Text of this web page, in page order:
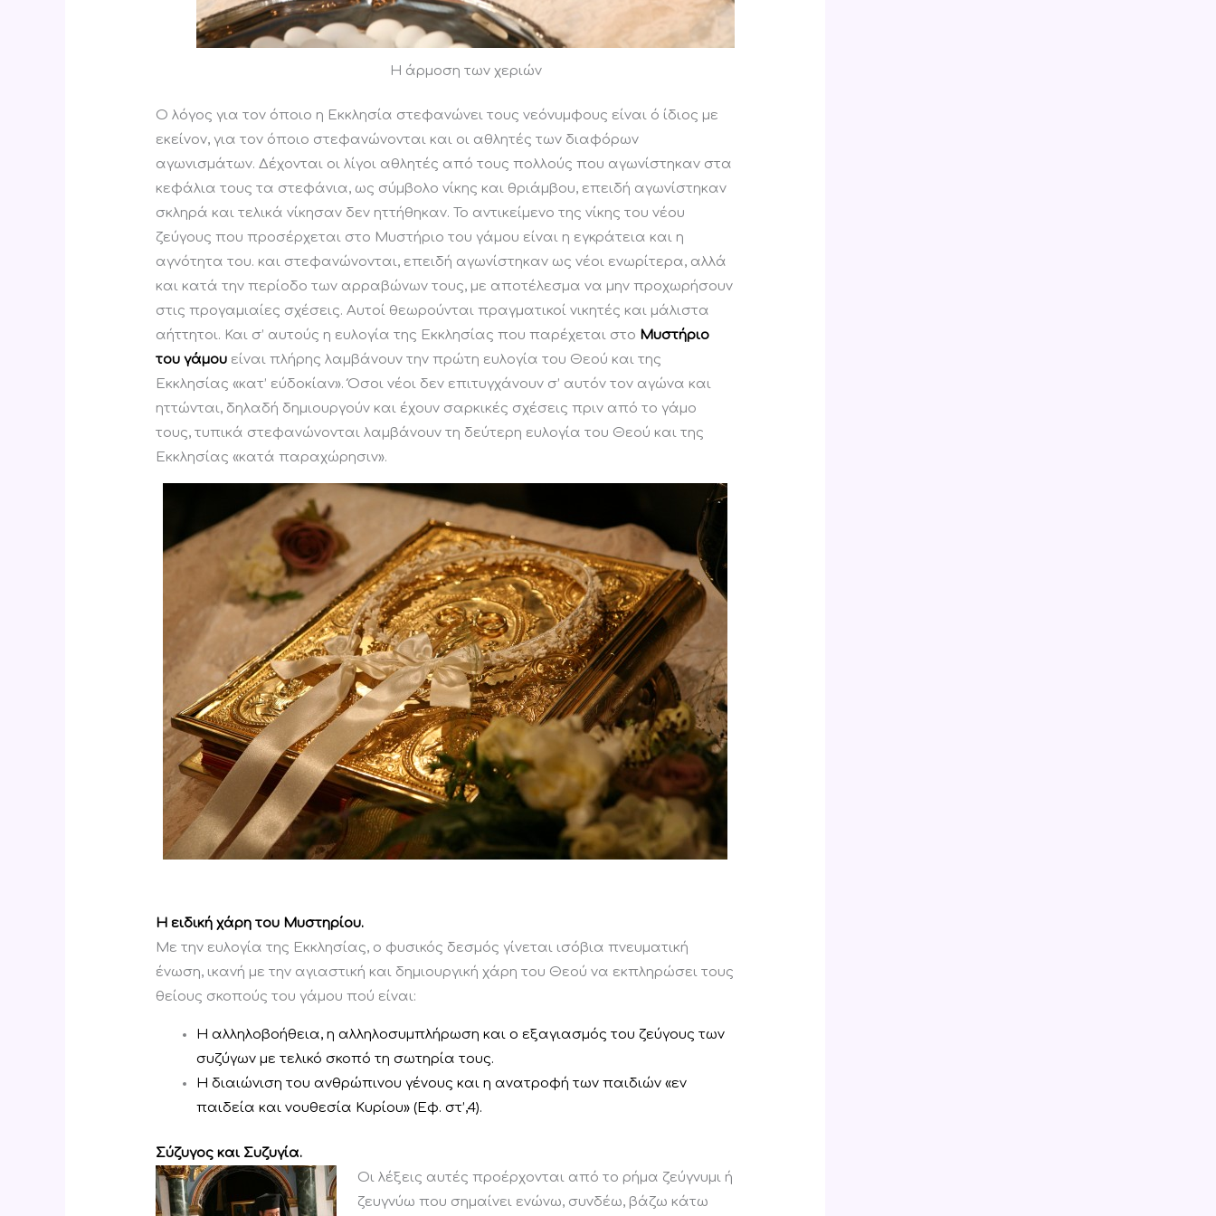
Η άρμοση των χεριών
Ο λόγος για τον όποιο η Εκκλησία στεφανώνει τους νεόνυμφους είναι ό ίδιος με
εκείνον, για τον όποιο στεφανώνονται και οι αθλητές των διαφόρων
αγωνισμάτων. Δέχονται οι λίγοι αθλητές από τους πολλούς που αγωνίστηκαν στα
κεφάλια τους τα στεφάνια, ως σύμβολο νίκης και θριάμβου, επειδή αγωνίστηκαν
σκληρά και τελικά νίκησαν δεν ηττήθηκαν. Το αντικείμενο της νίκης του νέου
ζεύγους που προσέρχεται στο Μυστήριο του γάμου είναι η εγκράτεια και η
αγνότητα του. και στεφανώνονται, επειδή αγωνίστηκαν ως νέοι ενωρίτερα, αλλά
και κατά την περίοδο των αρραβώνων τους, με αποτέλεσμα να μην προχωρήσουν
στις προγαμιαίες σχέσεις. Αυτοί θεωρούνται πραγματικοί νικητές και μάλιστα
αήττητοι. Και σ’ αυτούς η ευλογία της Εκκλησίας που παρέχεται στο Μυστήριο
του γάμου είναι πλήρης λαμβάνουν την πρώτη ευλογία του Θεού και της
Εκκλησίας «κατ’ εύδοκίαν». Όσοι νέοι δεν επιτυγχάνουν σ’ αυτόν τον αγώνα και
ηττώνται, δηλαδή δημιουργούν και έχουν σαρκικές σχέσεις πριν από το γάμο
τους, τυπικά στεφανώνονται λαμβάνουν τη δεύτερη ευλογία του Θεού και της
Εκκλησίας «κατά παραχώρησιν».
H ειδική χάρη του Μυστηρίου.
Με την ευλογία της Εκκλησίας, ο φυσικός δεσμός γίνεται ισόβια πνευματική
ένωση, ικανή με την αγιαστική και δημιουργική χάρη του Θεού να εκπληρώσει τους
θείους σκοπούς του γάμου πού είναι:
Η αλληλοβοήθεια, η αλληλοσυμπλήρωση και ο εξαγιασμός του ζεύγους των
συζύγων με τελικό σκοπό τη σωτηρία τους.
Η διαιώνιση του ανθρώπινου γένους και η ανατροφή των παιδιών «εν
παιδεία και νουθεσία Κυρίου» (Εφ. στ’,4).
Σύζυγος και Συζυγία.
Οι λέξεις αυτές προέρχονται από το ρήμα ζεύγνυμι ή
ζευγνύω που σημαίνει ενώνω, συνδέω, βάζω κάτω